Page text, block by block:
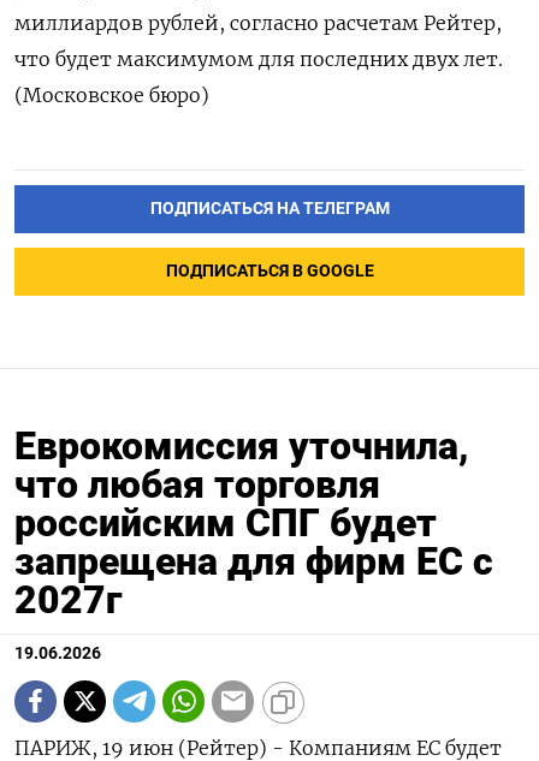
миллиардов рублей, согласно расчетам Рейтер,
что будет максимумом для последних двух лет.
(Московское бюро)
ПОДПИСАТЬСЯ НА ТЕЛЕГРАМ
ПОДПИСАТЬСЯ В GOOGLE
Еврокомиссия уточнила,
что любая торговля
российским СПГ будет
запрещена для фирм ЕС с
2027г
19.06.2026
ПАРИЖ, 19 июн (Рейтер) - Компаниям ЕС будет